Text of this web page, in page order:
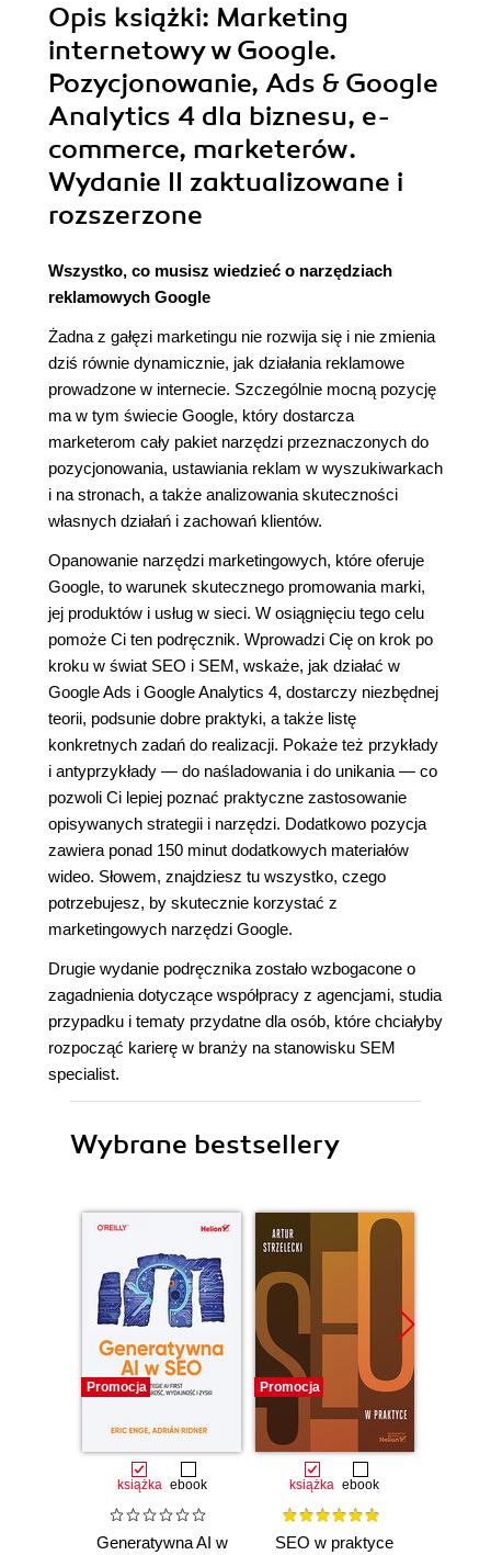
Opis książki: Marketing
internetowy w Google.
Pozycjonowanie, Ads & Google
Analytics 4 dla biznesu, e-
commerce, marketerów.
Wydanie II zaktualizowane i
rozszerzone
Wszystko, co musisz wiedzieć o narzędziach
reklamowych Google
Żadna z gałęzi marketingu nie rozwija się i nie zmienia
dziś równie dynamicznie, jak działania reklamowe
prowadzone w internecie. Szczególnie mocną pozycję
ma w tym świecie Google, który dostarcza
marketerom cały pakiet narzędzi przeznaczonych do
pozycjonowania, ustawiania reklam w wyszukiwarkach
i na stronach, a także analizowania skuteczności
własnych działań i zachowań klientów.
Opanowanie narzędzi marketingowych, które oferuje
Google, to warunek skutecznego promowania marki,
jej produktów i usług w sieci. W osiągnięciu tego celu
pomoże Ci ten podręcznik. Wprowadzi Cię on krok po
kroku w świat SEO i SEM, wskaże, jak działać w
Google Ads i Google Analytics 4, dostarczy niezbędnej
teorii, podsunie dobre praktyki, a także listę
konkretnych zadań do realizacji. Pokaże też przykłady
i antyprzykłady ― do naśladowania i do unikania ― co
pozwoli Ci lepiej poznać praktyczne zastosowanie
opisywanych strategii i narzędzi. Dodatkowo pozycja
zawiera ponad 150 minut dodatkowych materiałów
wideo. Słowem, znajdziesz tu wszystko, czego
potrzebujesz, by skutecznie korzystać z
marketingowych narzędzi Google.
Drugie wydanie podręcznika zostało wzbogacone o
zagadnienia dotyczące współpracy z agencjami, studia
przypadku i tematy przydatne dla osób, które chciałyby
rozpocząć karierę w branży na stanowisku SEM
specialist.
Wybrane bestsellery
Promocja
książka ebook
Generatywna AI w
Promocja
książka ebook
SEO w praktyce